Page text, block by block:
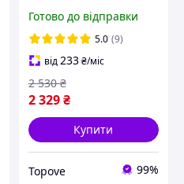
ММА 250 Ампер
Готово до відправки
5.0 (9)
від233₴/міс
2 329₴
2 530 ₴
Купити
Topove 99%